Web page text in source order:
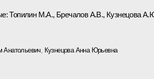
Топилин М.А., Бречалов А.В., Кузнецова
Анатольевич
Кузнецова Анна Юрьевна